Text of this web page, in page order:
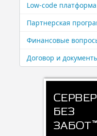
Low-code платформа
Партнерская
Финансовые
Договор и